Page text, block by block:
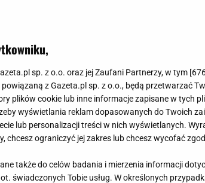
sp. z o.o. oraz jej Zaufani Partnerzy, w tym [
powiązaną z Gazeta.pl sp. z o.o., będą przetwarzać
plików cookie lub inne informacje zapisane w tych
wyświetlania reklam dopasowanych do Twoich
lub personalizacji treści w nich wyświetlanych.
chcesz ograniczyć jej zakres lub chcesz wycofać
także do celów badania i mierzenia informacji
świadczonych Tobie usług. W określonych